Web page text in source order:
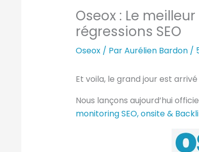
Oseox : Le
régressions SEO
Oseox/ ParAurélien Bardon /
Et voila, le grand jour est arrivé
Nous lançons aujourd’hui
monitoring SEO, onsite &